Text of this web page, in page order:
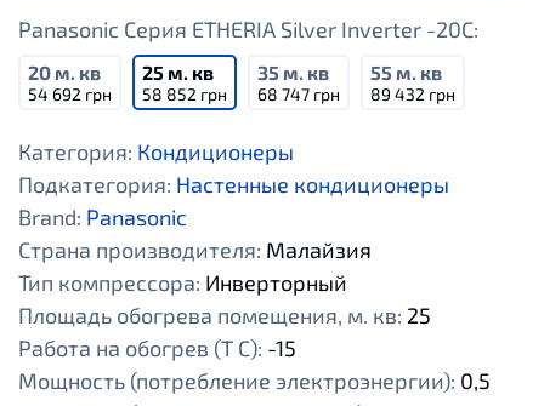
Panasonic Серия ETHERIA Silver Inverter -20C:
20 м. кв
54 692 грн
25 м. кв
58 852 грн
35 м. кв
68 747 грн
55 м. кв
89 432 грн
Категория: Кондиционеры
Подкатегория: Настенные кондиционеры
Brand: Panasonic
Страна производителя: Малайзия
Тип компрессора: Инверторный
Площадь обогрева помещения, м. кв: 25
Работа на обогрев (Т С): -15
Мощность (потребление электроэнергии): 0,5